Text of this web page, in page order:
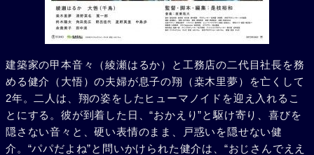
建築家の甲本音々（綾瀬はるか）と工務店の二代目社長を務
める健介（大悟）の夫婦が息子の翔（桒木里夢）を亡くして
2年。二人は、翔の姿をしたヒューマノイドを迎え入れるこ
とにする。彼が到着した日、“おかえり”と駆け寄り、喜びを
隠さない音々と、硬い表情のまま、戸惑いを隠せない健
介。“パパだよね”と問いかけられた健介は、“おじさんでええ